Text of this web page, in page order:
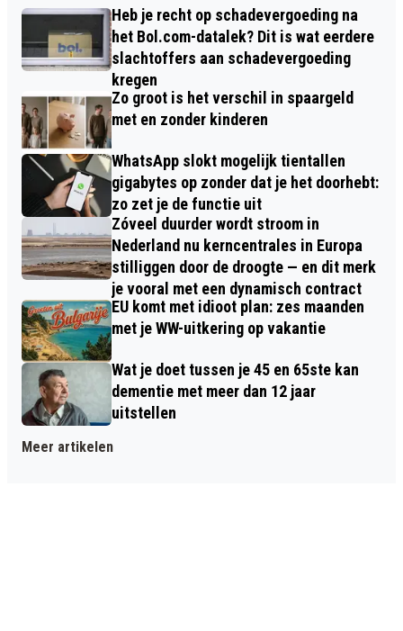
Heb je recht op schadevergoeding na
het Bol.com-datalek? Dit is wat eerdere
slachtoffers aan schadevergoeding
kregen
Zo groot is het verschil in spaargeld
met en zonder kinderen
WhatsApp slokt mogelijk tientallen
gigabytes op zonder dat je het doorhebt:
zo zet je de functie uit
Zóveel duurder wordt stroom in
Nederland nu kerncentrales in Europa
stilliggen door de droogte — en dit merk
je vooral met een dynamisch contract
EU komt met idioot plan: zes maanden
met je WW-uitkering op vakantie
Wat je doet tussen je 45 en 65ste kan
dementie met meer dan 12 jaar
uitstellen
Meer artikelen